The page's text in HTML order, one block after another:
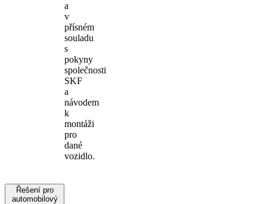
a
v
přísném
souladu
s
pokyny
společnosti
SKF
a
návodem
k
montáži
pro
dané
vozidlo.
Řešení pro
automobilový